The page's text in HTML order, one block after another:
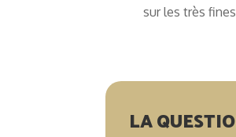
sur les très
LA